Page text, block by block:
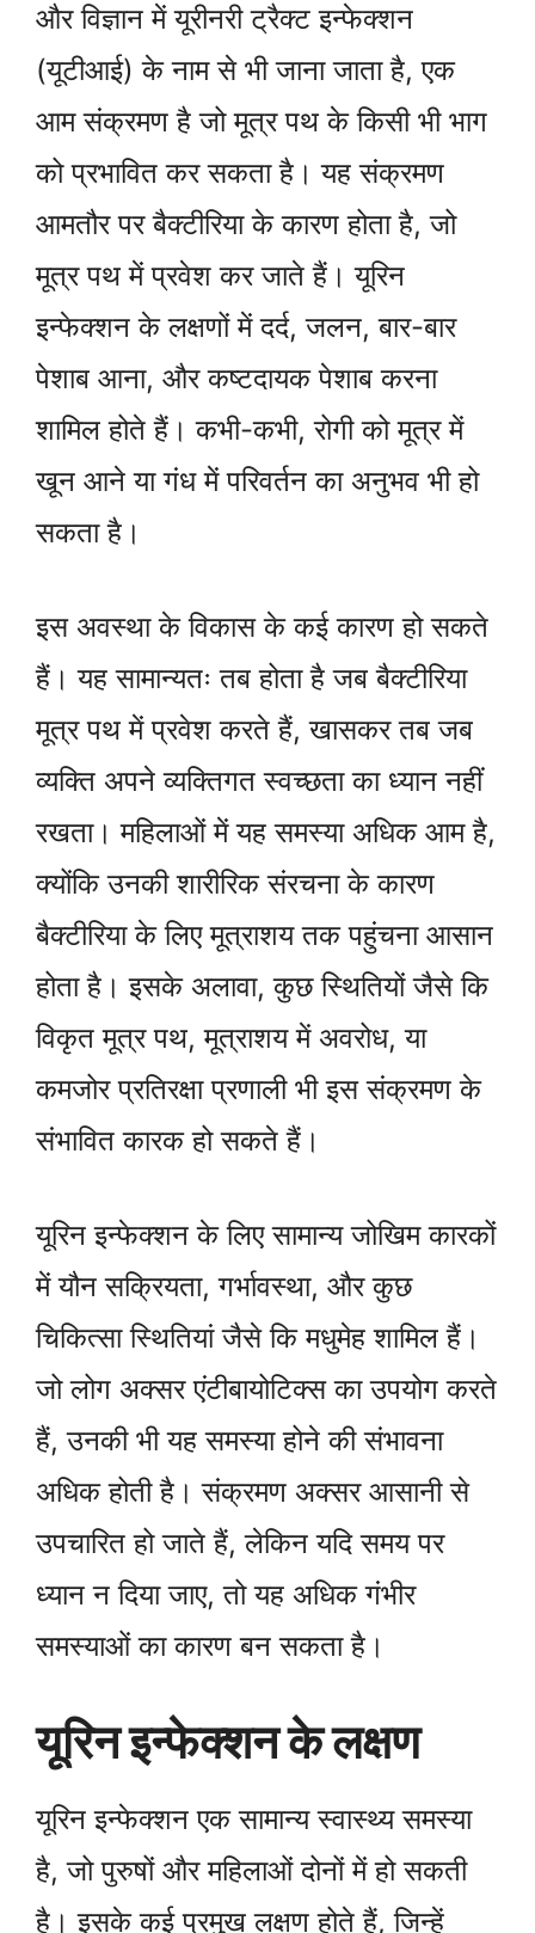
और विज्ञान में यूरीनरी ट्रैक्ट इन्फेक्शन
(यूटीआई) के नाम से भी जाना जाता है, एक
आम संक्रमण है जो मूत्र पथ के किसी भी भाग
को प्रभावित कर सकता है। यह संक्रमण
आमतौर पर बैक्टीरिया के कारण होता है, जो
मूत्र पथ में प्रवेश कर जाते हैं। यूरिन
इन्फेक्शन के लक्षणों में दर्द, जलन, बार-बार
पेशाब आना, और कष्टदायक पेशाब करना
शामिल होते हैं। कभी-कभी, रोगी को मूत्र में
खून आने या गंध में परिवर्तन का अनुभव भी हो
सकता है।
इस अवस्था के विकास के कई कारण हो सकते
हैं। यह सामान्यतः तब होता है जब बैक्टीरिया
मूत्र पथ में प्रवेश करते हैं, खासकर तब जब
व्यक्ति अपने व्यक्तिगत स्वच्छता का ध्यान नहीं
रखता। महिलाओं में यह समस्या अधिक आम है,
क्योंकि उनकी शारीरिक संरचना के कारण
बैक्टीरिया के लिए मूत्राशय तक पहुंचना आसान
होता है। इसके अलावा, कुछ स्थितियों जैसे कि
विकृत मूत्र पथ, मूत्राशय में अवरोध, या
कमजोर प्रतिरक्षा प्रणाली भी इस संक्रमण के
संभावित कारक हो सकते हैं।
यूरिन इन्फेक्शन के लिए सामान्य जोखिम कारकों
में यौन सक्रियता, गर्भावस्था, और कुछ
चिकित्सा स्थितियां जैसे कि मधुमेह शामिल हैं।
जो लोग अक्सर एंटीबायोटिक्स का उपयोग करते
हैं, उनकी भी यह समस्या होने की संभावना
अधिक होती है। संक्रमण अक्सर आसानी से
उपचारित हो जाते हैं, लेकिन यदि समय पर
ध्यान न दिया जाए, तो यह अधिक गंभीर
समस्याओं का कारण बन सकता है।
यूरिन इन्फेक्शन के लक्षण
यूरिन इन्फेक्शन एक सामान्य स्वास्थ्य समस्या
है, जो पुरुषों और महिलाओं दोनों में हो सकती
है। इसके कई प्रमुख लक्षण होते हैं, जिन्हें